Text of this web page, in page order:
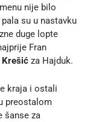
nije bilo
su u nastavku
duge lopte
Fran
Krešić za Hajduk.
kraja i ostali
preostalom
šanse za